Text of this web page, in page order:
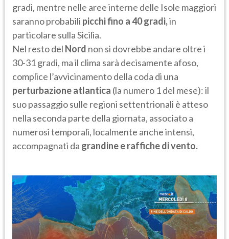
gradi, mentre nelle aree interne delle Isole maggiori
saranno probabili picchi fino a 40 gradi,in
particolare sulla Sicilia.
Nel resto del Nord non si dovrebbe andare oltre i
30-31 gradi, ma il clima sarà decisamente afoso,
complice l’avvicinamento della coda di una
perturbazione atlantica (la numero 1 del mese): il
suo passaggio sulle regioni settentrionali è atteso
nella seconda parte della giornata, associato a
numerosi temporali, localmente anche intensi,
accompagnati da grandine e raffiche di vento.